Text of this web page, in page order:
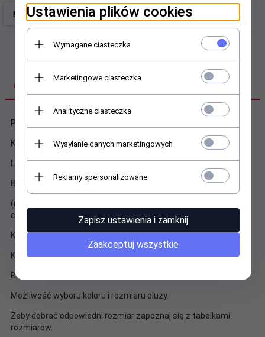
OPIS PRODUKTU
Ponadczasowa i wygodna bluza wciągana.
Klasyczna zakończona ściągaczami.
Luźny fason zapewnia swobodę ruchów.
Bluzy wyróżniająca się wysoką jakością materiału
(miękki, przyjemny w dotyku 95% bawełna 5% elastan 280g
czesana )
Kolory są żywe i trwałe, nie odbarwiają się w praniu.
Każda bluza szyta jest na zamówienie.
Bluzy POLSKIE szyte wyłącznie dla iLuckyStar.
Możliwość wyboru koloru i rozmiaru bluzy.
Żeby dobrać odpowiedni rozmiar zapoznaj się z tabelkami
rozmiarów.
Ustawienia plików cookies
Wymagane ciasteczka
Marketingowe ciasteczka
Analityczne ciasteczka
Wysyłanie danych marketingowych
Reklamy spersonalizowane
Zapisz ustawienia i zamknij
Zaakceptuj wszystkie